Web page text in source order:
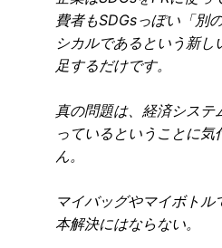
費者もSDGsっぽい「別
シカルであるという新し
足するだけです。
真の問題は、経済システ
っているということに気
ん。
マイバッグやマイボトル
本解決にはならない。